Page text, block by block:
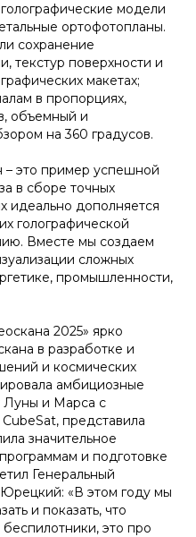
модели
ортофотопланы.
сохранение
текстур поверхности и
макетах;
в пропорциях,
объемный и
на 360 градусов.
– это пример успешной
в сборе точных
идеально дополняется
голографической
Вместе мы создаем
сложных
промышленности,
2025» ярко
в разработке и
и космических
амбициозные
Луны и Марса с
представила
значительное
и подготовке
Генеральный
«В этом году мы
и показать, что
это про